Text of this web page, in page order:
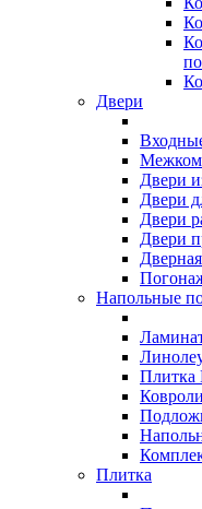
Двери
Двери
Двери
Двери
Двери
Напольные
Плитка